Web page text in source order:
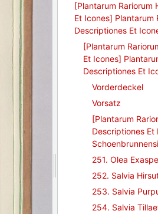
[Plantarum Rariorum
Et Icones]
Descriptiones Et
[Plantarum
Et Icones]
Descriptiones Et
Vorderdeckel
Vorsatz
[Plantarum
Descriptiones
251. Olea
252. Salvia
253. Salvia
254. Salvia